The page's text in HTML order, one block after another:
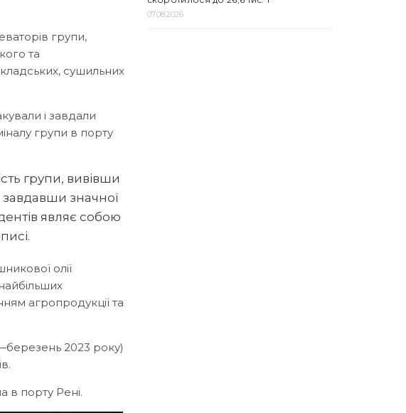
групи,
та
сушильних
і завдали
групи в порту
групи, вивівши
завдавши значної
являє собою
олії
агропродукції та
2023 року)
в порту Рені.
07.08.2026